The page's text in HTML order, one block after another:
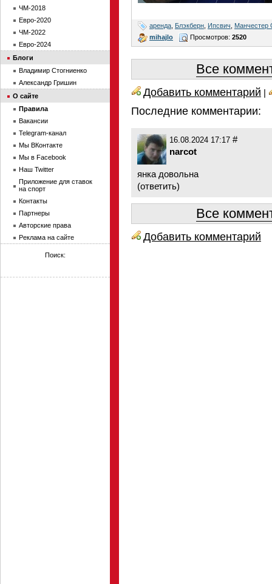
аренда Блэкберн Ипсвич
Манчестер
mihajlo
Просмотров: 2520
Все
Добавить комментарий |
Последние комментарии:
16.08.2024 17:17 #
narcot
янка довольна
(ответить)
Все
Добавить комментарий
ЧМ-2018
Евро-2020
ЧМ-2022
Евро-2024
Блоги
Владимир Стогниенко
Александр Гришин
О сайте
Правила
Вакансии
Telegram-канал
Мы ВКонтакте
Мы в Facebook
Наш Twitter
Приложение для ставок
на спорт
Контакты
Партнеры
Авторские права
Реклама на сайте
Поиск: